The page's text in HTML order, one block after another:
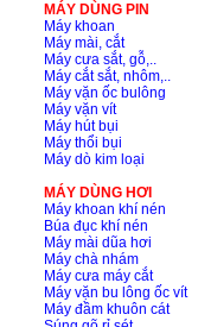
MÁY DÙNG PIN
Máy khoan
Máy mài, cắt
Máy cưa sắt, gỗ,..
Máy cắt sắt, nhôm,..
Máy vặn ốc bulông
Máy vặn vít
Máy hút bụi
Máy thổi bụi
Máy dò kim loại
MÁY DÙNG HƠI
Máy khoan khí nén
Búa đục khí nén
Máy mài dũa hơi
Máy chà nhám
Máy cưa máy cắt
Máy vặn bu lông ốc vít
Máy đầm khuôn cát